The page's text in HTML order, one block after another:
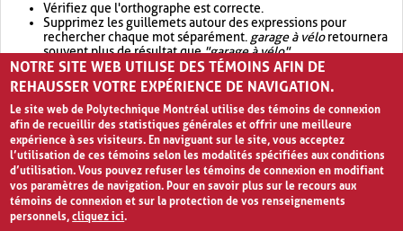
Vérifiez que l'orthographe est correcte.
Supprimez les guillemets autour des expressions pour
rechercher chaque mot séparément. garage à véloretournera
souvent plus de résultat que"garage à vélo".
Envisagez d'élargir votre recherche avec OR.garage OR vélo
retournera souvent plus de résultat quegarage à vélo
NOTRE SITE WEB UTILISE DES TÉMOINS AFIN DE
REHAUSSER VOTRE EXPÉRIENCE DE NAVIGATION.
Le site web de Polytechnique Montréal utilise des témoins de connexion
afin de recueillir des statistiques générales et offrir une meilleure
expérience à ses visiteurs. En naviguant sur le site, vous acceptez
l’utilisation de ces témoins selon les modalités spécifiées aux conditions
d’utilisation. Vous pouvez refuser les témoins de connexion en modifiant
vos paramètres de navigation. Pour en savoir plus sur le recours aux
témoins de connexion et sur la protection de vos renseignements
personnels,cliquez ici.